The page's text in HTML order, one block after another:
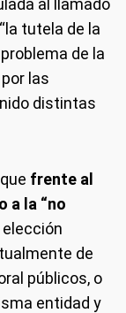
al llamado
tutela de la
de la
las
distintas
frente al
a la “no
elección
de
públicos, o
entidad y